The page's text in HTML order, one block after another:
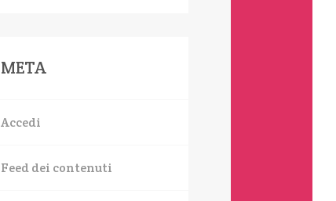
META
Accedi
Feed dei contenuti